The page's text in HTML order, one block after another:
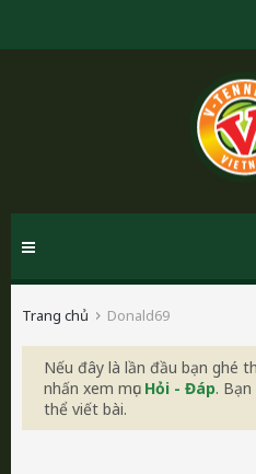
Trang chủ Donald69
Nếu đây là lần đầu bạn ghé
nhấn xem mục Hỏi - Đáp. Bạn
thể viết bài.